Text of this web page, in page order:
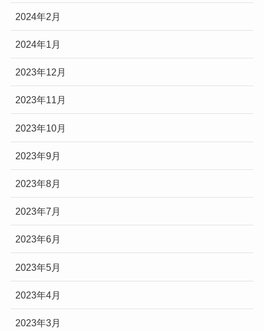
2024年2月
2024年1月
2023年12月
2023年11月
2023年10月
2023年9月
2023年8月
2023年7月
2023年6月
2023年5月
2023年4月
2023年3月